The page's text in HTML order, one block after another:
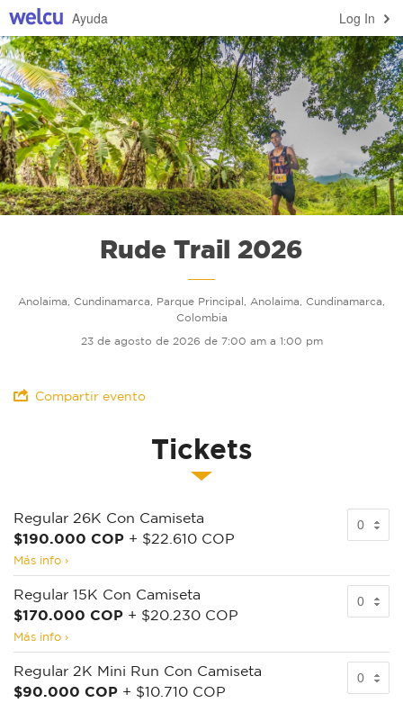
Log In
Ayuda
Rude Trail 2026
Anolaima, Cundinamarca, Parque Principal, Anolaima, Cundinamarca,
Colombia
23 de agosto de 2026 de 7:00 am a 1:00 pm
Compartir evento
Tickets
Regular 26K Con Camiseta
$190.000 COP + $22.610 COP
Más info ›
Regular 15K Con Camiseta
$170.000 COP + $20.230 COP
Más info ›
Regular 2K Mini Run Con Camiseta
$90.000 COP + $10.710 COP